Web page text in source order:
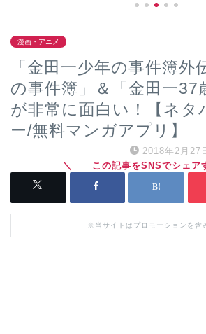
漫画・アニメ
「金田一少年の事件簿外
の事件簿」＆「金田一37
が非常に面白い！【ネタ
ー/無料マンガアプリ】
2018年2月27
※当サイトはプロモーションを含